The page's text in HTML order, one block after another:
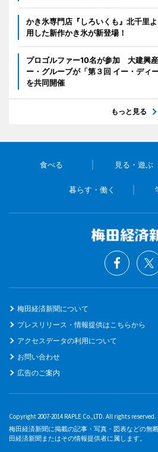
かき氷専門店『しろいくも』北千里
用した新作かき氷が新登場！
プロゴルファー10名が参加 大建興
ー・グルーブが「第３回 イー・ディ
を共同開催
もっと見る
食べる 見る・遊ぶ
暮らす・働く
梅田経済新聞について
プレスリリース・情報提供はこちらから
アクセスデータの利用について
お問い合わせ
広告のご案内
Copyright 2007-2014 RAPLE Co.,LTD. All rights reserved.
梅田経済新聞に掲載の記事・写真・図表などの無
田経済新聞またはその情報提供者に属します。